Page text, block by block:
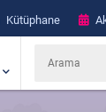
Kütüphane